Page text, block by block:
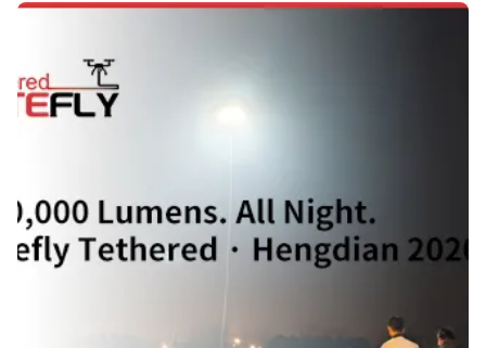
ανάπτυξη ενσωματώνει τέσσερα βασικά εξαρτήματα από τη